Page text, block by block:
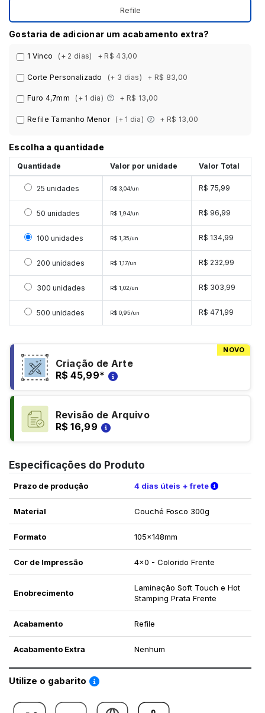
Refile
Gostaria de adicionar um acabamento extra?
1 Vinco (+ 2 dias) + R$ 43,00
Corte Personalizado (+ 3 dias) + R$ 83,00
Furo 4,7mm (+ 1 dia) + R$ 13,00
Refile Tamanho Menor (+ 1 dia) + R$ 13,00
Escolha a quantidade
Quantidade Valor por unidade Valor Total
Selecionar 25 unidades
25 unidades R$ 3,04/un R$ 75,99
Selecionar 50 unidades
50 unidades R$ 1,94/un R$ 96,99
Selecionar 100 unidades
100 unidades R$ 1,35/un R$ 134,99
Selecionar 200 unidades
200 unidades R$ 1,17/un R$ 232,99
Selecionar 300 unidades
300 unidades R$ 1,02/un R$ 303,99
Selecionar 500 unidades
500 unidades R$ 0,95/un R$ 471,99
NOVO
Criação de Arte
R$ 45,99*
Revisão de Arquivo
R$ 16,99
Especificações do Produto
Prazo de produção 4 dias úteis + frete Verifique
Material Couché Fosco 300g
Formato 105x148mm
Cor de Impressão 4x0 - Colorido Frente
Enobrecimento
Laminação Soft Touch e Hot
Stamping Prata Frente
Acabamento Refile
Acabamento Extra Nenhum
Utilize o gabarito Saiba como utilizar os nossos gabaritos